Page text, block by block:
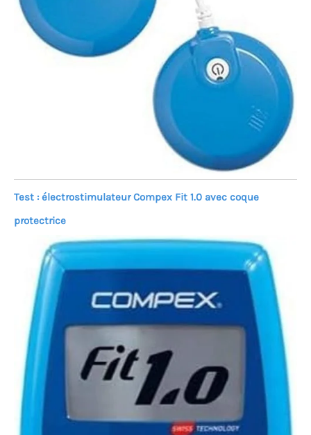
Test : électrostimulateur Compex Fit 1.0 avec coque
protectrice